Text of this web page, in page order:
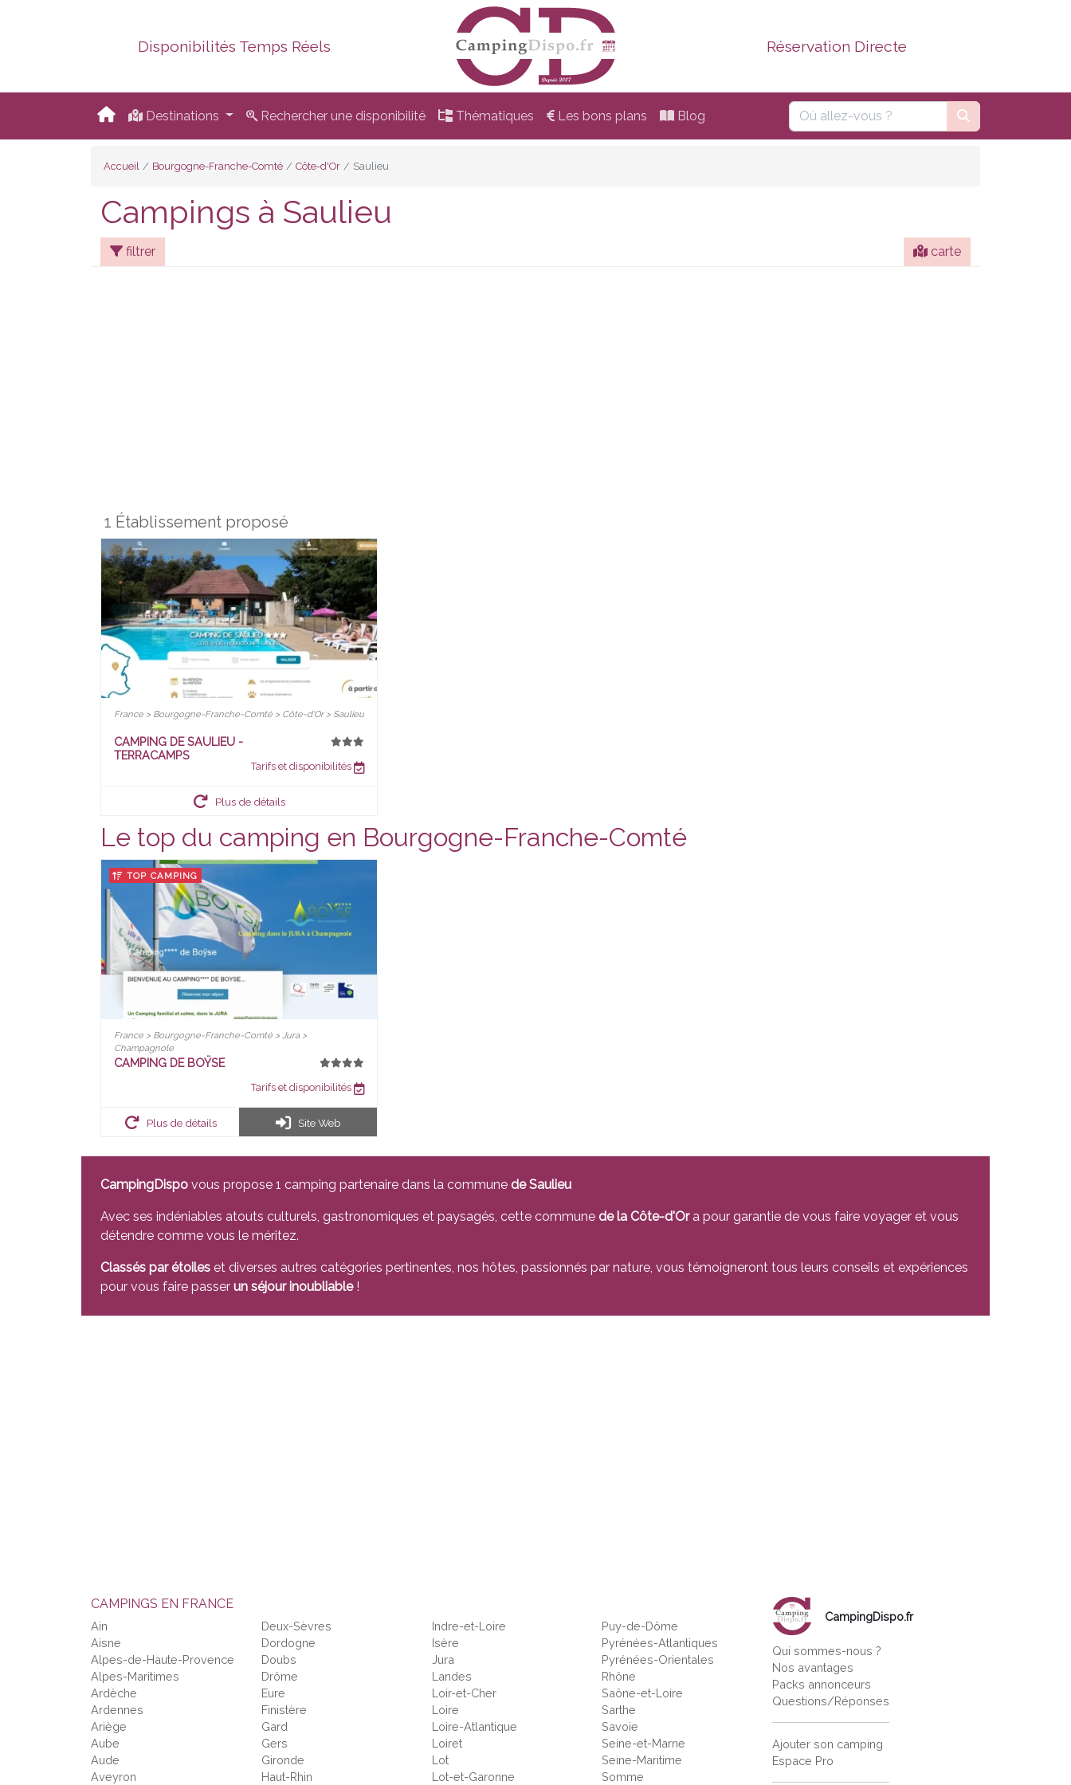
Disponibilités Temps Réels Réservation Directe
Destinations Rechercher une disponibilité Thématiques Les bons plans Blog
Accueil Bourgogne-Franche-Comté Côte-d'Or Saulieu
Campings à Saulieu
filtrer carte
1 Établissement proposé
France > Bourgogne-Franche-Comté > Côte-d'Or > Saulieu
CAMPING DE SAULIEU -
TERRACAMPS
Tarifs et disponibilités
Plus de détails
Le top du camping en Bourgogne-Franche-Comté
TOP CAMPING
France > Bourgogne-Franche-Comté > Jura >
Champagnole
CAMPING DE BOŸSE
Tarifs et disponibilités
Plus de détails Site Web
CampingDispo vous propose 1 camping partenaire dans la commune de Saulieu
Avec ses indéniables atouts culturels, gastronomiques et paysagés, cette commune de la Côte-d'Ora pour garantie de vous faire voyager et vous
détendre comme vous le méritez.
Classés par étoiles et diverses autres catégories pertinentes, nos hôtes, passionnés par nature, vous témoigneront tous leurs conseils et expériences
pour vous faire passer un séjour inoubliable!
CAMPINGS EN FRANCE
Ain
Aisne
Alpes-de-Haute-Provence
Alpes-Maritimes
Ardèche
Ardennes
Ariège
Aube
Aude
Aveyron
Deux-Sèvres
Dordogne
Doubs
Drôme
Eure
Finistère
Gard
Gers
Gironde
Haut-Rhin
Indre-et-Loire
Isère
Jura
Landes
Loir-et-Cher
Loire
Loire-Atlantique
Loiret
Lot
Lot-et-Garonne
Puy-de-Dôme
Pyrénées-Atlantiques
Pyrénées-Orientales
Rhône
Saône-et-Loire
Sarthe
Savoie
Seine-et-Marne
Seine-Maritime
Somme
CampingDispo.fr
Qui sommes-nous ?
Nos avantages
Packs annonceurs
Questions/Réponses
Ajouter son camping
Espace Pro